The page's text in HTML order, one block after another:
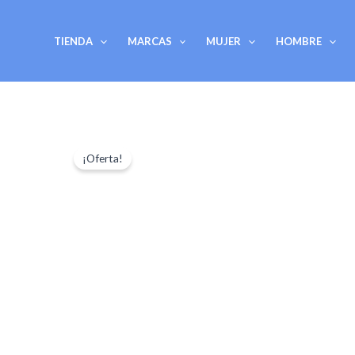
TIENDA MARCAS MUJER HOMBRE
¡Oferta!